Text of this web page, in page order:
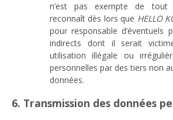
n’est pas exempte de tout
reconnaît dès lors que HELLO
pour responsable d’éventuels
indirects dont il serait
utilisation illégale ou
personnelles par des tiers non
données.
6. Transmission des données